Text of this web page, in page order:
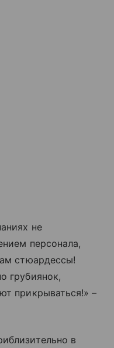
не
персонала,
стюардессы!
грубиянок,
прикрываться!» –
в